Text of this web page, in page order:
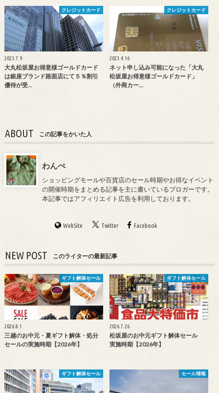
クレジットカード
2023.7.9
大丸松坂屋お得意様ゴールドカード
は銀座ブランド路面店にて５％割引
優待が受…
クレジットカード
2023.4.16
ネット申し込み可能になった「大丸
松坂屋お得意様ゴールドカード」
（外商カー…
ABOUT この記事をかいた人
わんぺ
ショッピングモールや百貨店のセール時期やお得なイベント
の開催時期をまとめる記事を主に書いているブロガーです。
本記事ではアフィリエイト広告を利用しております。
WebSite Twitter Facebook
NEW POST このライターの最新記事
ギフト解体セール
2026.8.1
三越のお中元・夏ギフト解体・処分
セールの実施時期【2026年】
ギフト解体セール
2026.7.26
松坂屋のお中元ギフト解体セール
実施時期【2026年】
ギフト解体セール セール情報